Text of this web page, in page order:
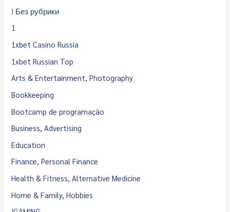
! Без рубрики
1
1xbet Casino Russia
1xbet Russian Top
Arts & Entertainment, Photography
Bookkeeping
Bootcamp de programação
Business, Advertising
Education
Finance, Personal Finance
Health & Fitness, Alternative Medicine
Home & Family, Hobbies